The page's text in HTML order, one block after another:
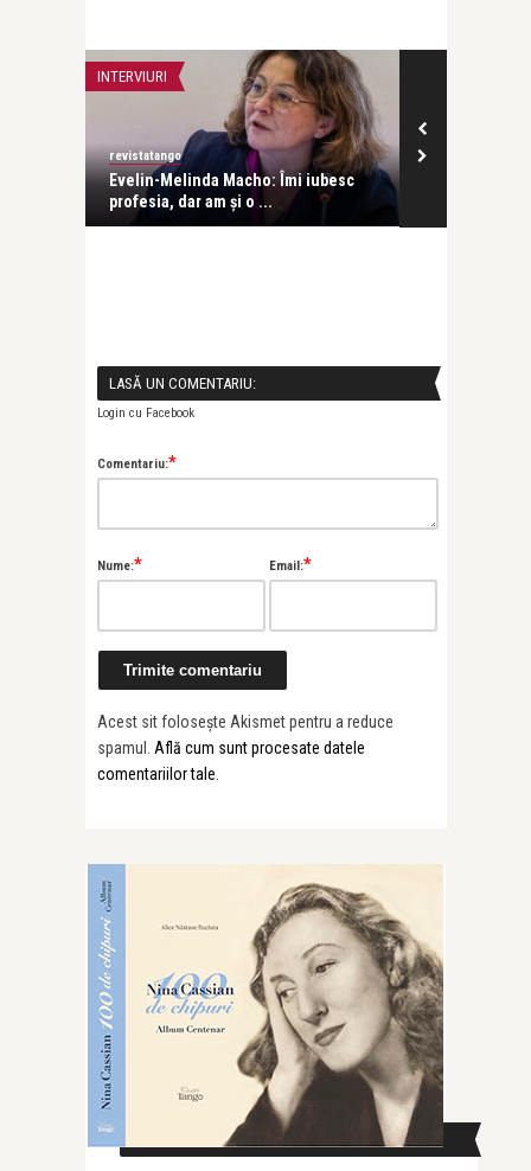
INTERVIURI
revistatango
Evelin-Melinda Macho: Îmi iubesc
profesia, dar am și o ...
LASĂ UN COMENTARIU:
Login cu Facebook
Comentariu:*
Nume:* Email:*
Acest sit folosește Akismet pentru a reduce
spamul. Află cum sunt procesate datele
comentariilor tale
CAUTĂ ÎN SITE